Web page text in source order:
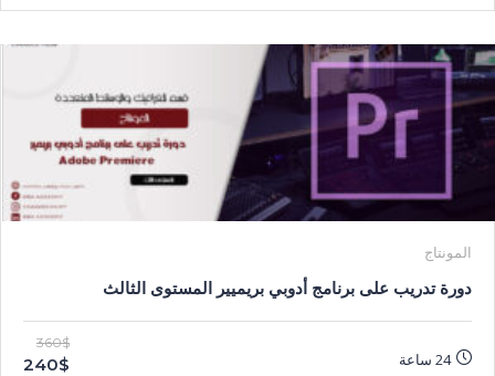
المونتاج
دورة تدريب على برنامج أدوبي بريميير المستوى الثالث
24 ساعة
360$
240$